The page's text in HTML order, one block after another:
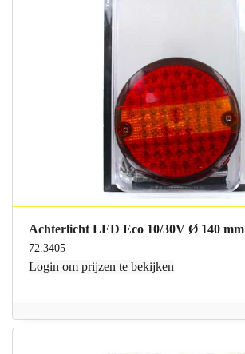
Achterlicht LED Eco 10/30V Ø 140 mm
72.3405
Login om prijzen te bekijken